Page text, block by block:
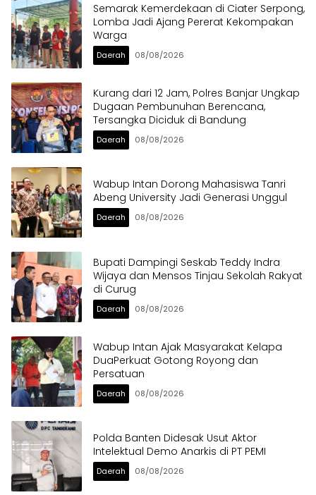
Semarak Kemerdekaan di Ciater Serpong,
Lomba Jadi Ajang Pererat Kekompakan
Warga
Daerah 08/08/2026
Kurang dari 12 Jam, Polres Banjar Ungkap
Dugaan Pembunuhan Berencana,
Tersangka Diciduk di Bandung
Daerah 08/08/2026
Wabup Intan Dorong Mahasiswa Tanri
Abeng University Jadi Generasi Unggul
Daerah 08/08/2026
Bupati Dampingi Seskab Teddy Indra
Wijaya dan Mensos Tinjau Sekolah Rakyat
di Curug
Daerah 08/08/2026
Wabup Intan Ajak Masyarakat Kelapa
DuaPerkuat Gotong Royong dan
Persatuan
Daerah 08/08/2026
Polda Banten Didesak Usut Aktor
Intelektual Demo Anarkis di PT PEMI
Daerah 08/08/2026